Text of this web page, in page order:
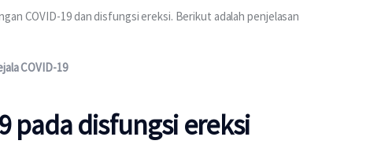
COVID-19 dan disfungsi ereksi. Berikut adalah penjelasan
COVID-19
pada disfungsi ereksi